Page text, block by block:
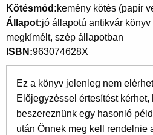
Kötésmód kemény kötés (papír
Állapot jó állapotú antikvár könyv
megkímélt, szép állapotban
ISBN 963074628X
Ez a könyv jelenleg nem
Előjegyzéssel értesítést kérhet,
beszereznünk egy hasonló
után Önnek meg kell rendelnie